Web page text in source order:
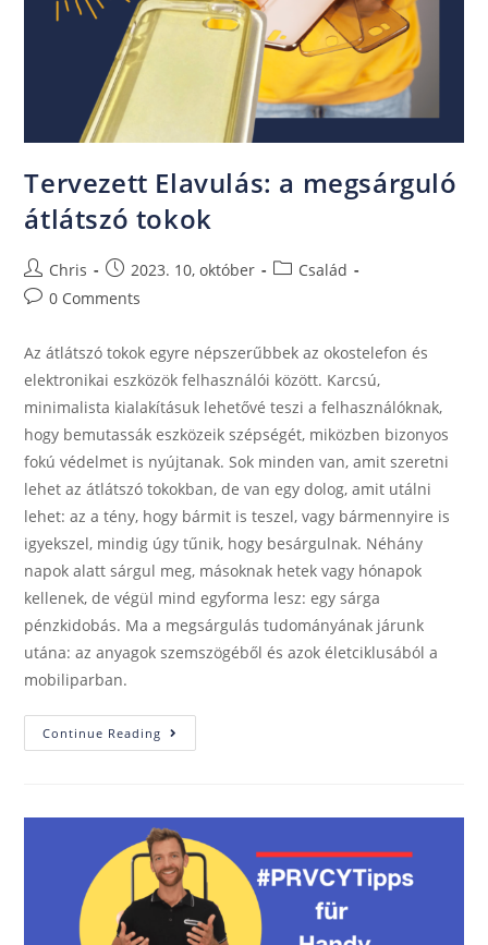
Tervezett Elavulás: a megsárguló
átlátszó tokok
Chris 2023. 10, október
Család
0 Comments
Az átlátszó tokok egyre népszerűbbek az okostelefon és
elektronikai eszközök felhasználói között. Karcsú,
minimalista kialakításuk lehetővé teszi a felhasználóknak,
hogy bemutassák eszközeik szépségét, miközben bizonyos
fokú védelmet is nyújtanak. Sok minden van, amit szeretni
lehet az átlátszó tokokban, de van egy dolog, amit utálni
lehet: az a tény, hogy bármit is teszel, vagy bármennyire is
igyekszel, mindig úgy tűnik, hogy besárgulnak. Néhány
napok alatt sárgul meg, másoknak hetek vagy hónapok
kellenek, de végül mind egyforma lesz: egy sárga
pénzkidobás. Ma a megsárgulás tudományának járunk
utána: az anyagok szemszögéből és azok életciklusából a
mobiliparban.
Continue Reading